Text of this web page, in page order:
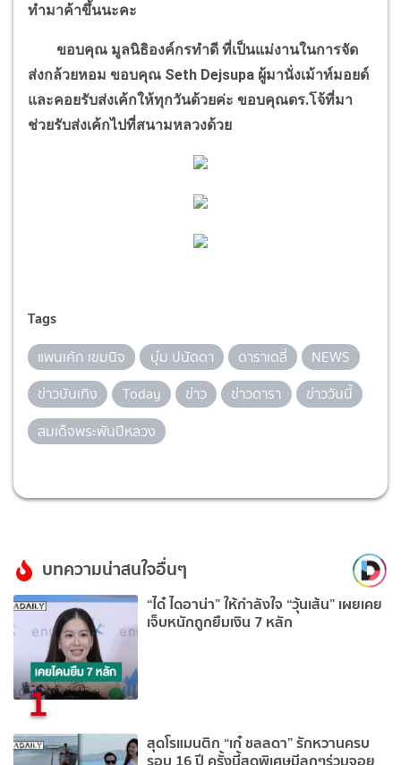
ทำมาค้าขึ้นนะคะ
ขอบคุณ มูลนิธิองค์กรทำดี ที่เป็นแม่งานในการจัด
ส่งกล้วยหอม ขอบคุณ Seth Dejsupa ผู้มานั่งเม้าท์มอยด์
และคอยรับส่งเค้กให้ทุกวันด้วยค่ะ ขอบคุณดร.โจ้ที่มา
ช่วยรับส่งเค้กไปที่สนามหลวงด้วย
Tags
แพนเค้ก เขมนิจ บุ๋ม ปนัดดา ดาราเดลี่
NEWS
ข่าวบันเทิง
Today ข่าว ข่าวดารา
ข่าววันนี้
สมเด็จพระพันปีหลวง
บทความน่าสนใจอื่นๆ
1
“ได๋ ไดอาน่า” ให้กำลังใจ “วุ้นเส้น” เผยเคย
เจ็บหนักถูกยืมเงิน 7 หลัก
สุดโรแมนติก “เก๋ ชลลดา” รักหวานครบ
รอบ 16 ปี ครั้งนี้สุดพิเศษมีลูกๆร่วมจอย